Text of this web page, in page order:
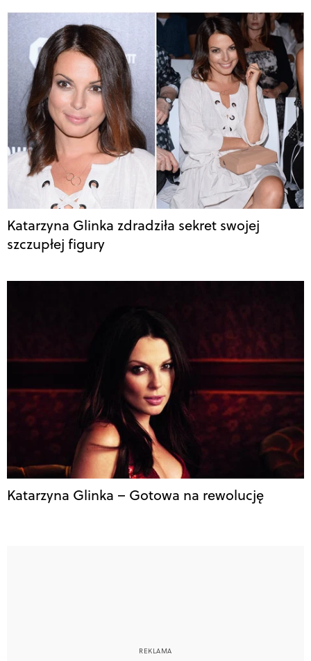
Katarzyna Glinka zdradziła sekret swojej
szczupłej figury
Katarzyna Glinka – Gotowa na rewolucję